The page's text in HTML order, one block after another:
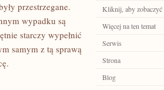
przestrzegane.
wypadku są
starczy wypełnić
samym z tą sprawą
Kliknij, aby zobaczyć
Więcej na ten temat
Serwis
Strona
Blog